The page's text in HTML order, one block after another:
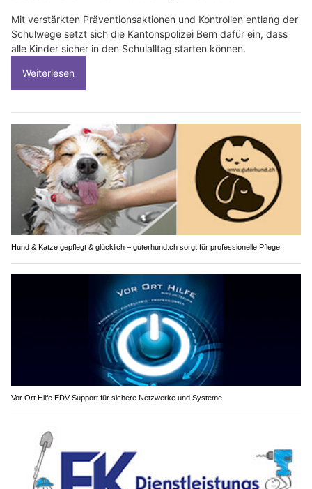
Mit verstärkten Präventionsaktionen und Kontrollen entlang der
Schulwege setzt sich die Kantonspolizei Bern dafür ein, dass
alle Kinder sicher in den Schulalltag starten können.
Weiterlesen
Hund & Katze gepflegt & glücklich – guterhund.ch sorgt für professionelle Pflege
Vor Ort Hilfe EDV-Support für sichere Netzwerke und Systeme